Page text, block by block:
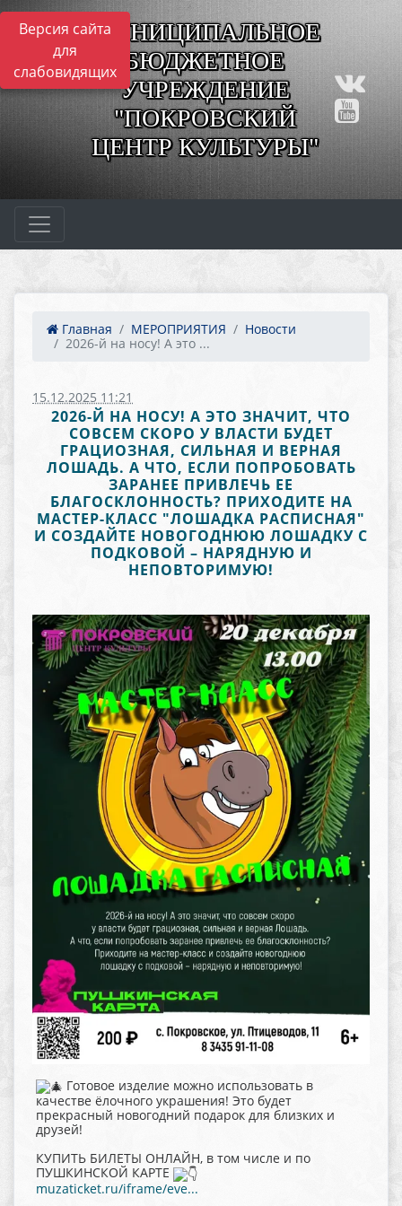
Версия сайта
для
слабовидящих
МУНИЦИПАЛЬНОЕ
БЮДЖЕТНОЕ
УЧРЕЖДЕНИЕ
"ПОКРОВСКИЙ
ЦЕНТР КУЛЬТУРЫ"
Главная МЕРОПРИЯТИЯ
Новости
2026-й на носу! А это ...
15.12.2025 11:21
2026-Й НА НОСУ! А ЭТО ЗНАЧИТ, ЧТО
СОВСЕМ СКОРО У ВЛАСТИ БУДЕТ
ГРАЦИОЗНАЯ, СИЛЬНАЯ И ВЕРНАЯ
ЛОШАДЬ. А ЧТО, ЕСЛИ ПОПРОБОВАТЬ
ЗАРАНЕЕ ПРИВЛЕЧЬ ЕЕ
БЛАГОСКЛОННОСТЬ? ПРИХОДИТЕ НА
МАСТЕР-КЛАСС "ЛОШАДКА РАСПИСНАЯ"
И СОЗДАЙТЕ НОВОГОДНЮЮ ЛОШАДКУ С
ПОДКОВОЙ – НАРЯДНУЮ И
НЕПОВТОРИМУЮ!
Готовое изделие можно использовать в
качестве ёлочного украшения! Это будет
прекрасный новогодний подарок для близких и
друзей!
КУПИТЬ БИЛЕТЫ ОНЛАЙН, в том числе и по
ПУШКИНСКОЙ КАРТЕ
muzaticket.ru/iframe/eve...